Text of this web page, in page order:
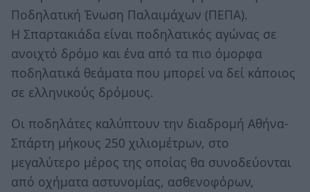
Ποδηλατική Ένωση Παλαιμάχων (ΠΕΠΑ).
Η Σπαρτακιάδα είναι ποδηλατικός αγώνας σε
ανοιχτό δρόμο και ένα από τα πιο όμορφα
ποδηλατικά θεάματα που μπορεί να δεί κάποιος
σε ελληνικούς δρόμους.
Οι ποδηλάτες καλύπτουν την διαδρομή Αθήνα-
Σπάρτη μήκους 250 χιλιομέτρων, στo
μεγαλύτερο μέρος της οποίας θα συνοδεύονται
από οχήματα αστυνομίας, ασθενοφόρων,